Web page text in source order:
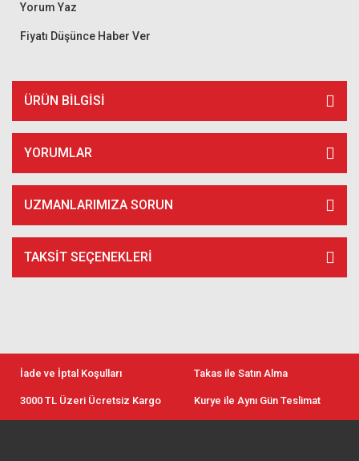
Yorum Yaz
Fiyatı Düşünce Haber Ver
ÜRÜN BILGISI
YORUMLAR
UZMANLARIMIZA SORUN
TAKSIT SEÇENEKLERI
İade ve İptal Koşulları Takas ile Satın Alma
3000 TL Üzeri Ücretsiz Kargo Kurye ile Aynı Gün Teslimat